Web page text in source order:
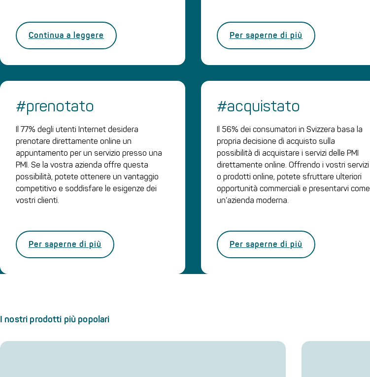
Continua a leggere Per saperne di più
#prenotato
Il 77% degli utenti Internet desidera
prenotare direttamente online un
appuntamento per un servizio presso una
PMI. Se la vostra azienda offre questa
possibilità, potete ottenere un vantaggio
competitivo e soddisfare le esigenze dei
vostri clienti.
Per saperne di più
#acquistato
Il 56% dei consumatori in Svizzera basa la
propria decisione di acquisto sulla
possibilità di acquistare i servizi delle PMI
direttamente online. Offrendo i vostri servizi
o prodotti online, potete sfruttare ulteriori
opportunità commerciali e presentarvi come
un’azienda moderna.
Per saperne di più
I nostri prodotti più popolari